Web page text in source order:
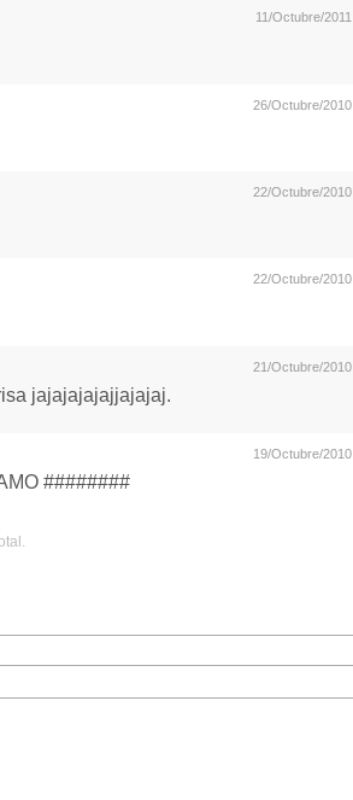
11/Octubre/2011
26/Octubre/2010
22/Octubre/2010
22/Octubre/2010
21/Octubre/2010
jajajajajajjajajaj.
19/Octubre/2010
########